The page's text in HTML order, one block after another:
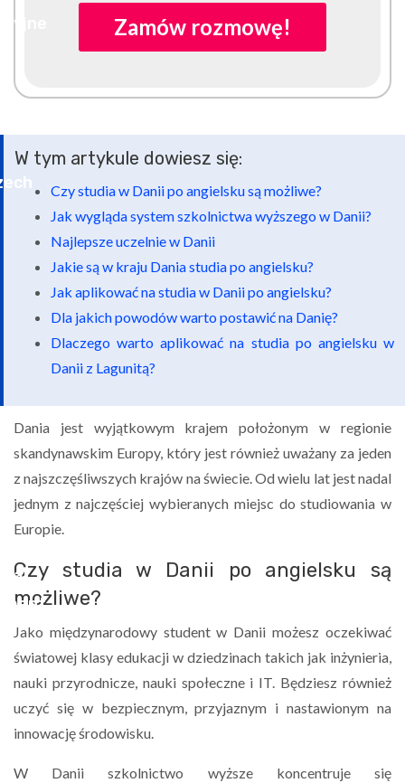
Zamów rozmowę!
W tym artykule dowiesz się:
Czy studia w Danii po angielsku są możliwe?
Jak wygląda system szkolnictwa wyższego w Danii?
Najlepsze uczelnie w Danii
Jakie są w kraju Dania studia po angielsku?
Jak aplikować na studia w Danii po angielsku?
Dla jakich powodów warto postawić na Danię?
Dlaczego warto aplikować na studia po angielsku w
Danii z Lagunitą?
Dania jest wyjątkowym krajem położonym w regionie
skandynawskim Europy, który jest również uważany za jeden
z najszczęśliwszych krajów na świecie. Od wielu lat jest nadal
jednym z najczęściej wybieranych miejsc do studiowania w
Europie.
Czy studia w Danii po angielsku są
możliwe?
Jako międzynarodowy student w Danii możesz oczekiwać
światowej klasy edukacji w dziedzinach takich jak inżynieria,
nauki przyrodnicze, nauki społeczne i IT. Będziesz również
uczyć się w bezpiecznym, przyjaznym i nastawionym na
innowację środowisku.
W Danii szkolnictwo wyższe koncentruje się